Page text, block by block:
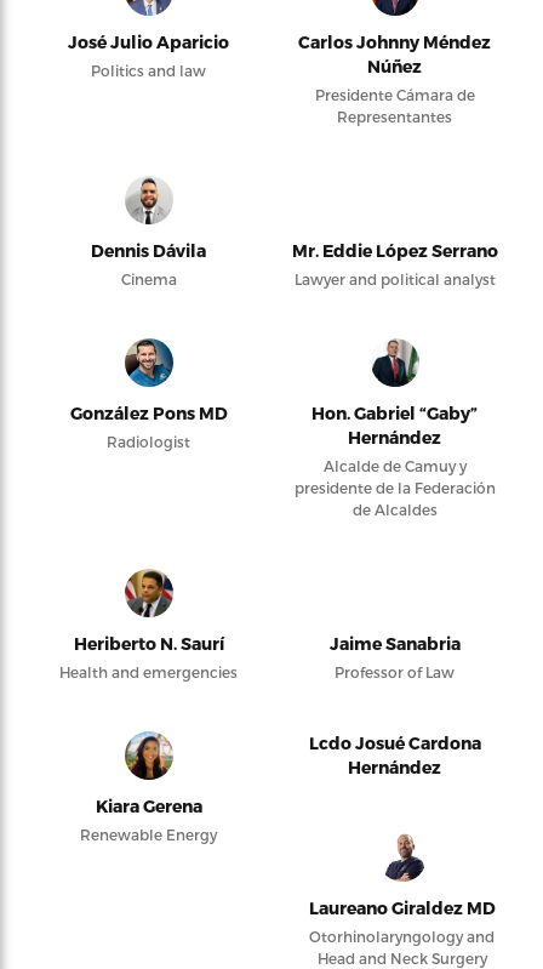
José Julio Aparicio
Politics and law
Carlos Johnny Méndez
Núñez
Presidente Cámara de
Representantes
Dennis Dávila
Cinema
Mr. Eddie López Serrano
Lawyer and political analyst
González Pons MD
Radiologist
Hon. Gabriel “Gaby”
Hernández
Alcalde de Camuy y
presidente de la Federación
de Alcaldes
Heriberto N. Saurí
Health and emergencies
Jaime Sanabria
Professor of Law
Kiara Gerena
Renewable Energy
Lcdo Josué Cardona
Hernández
Laureano Giraldez MD
Otorhinolaryngology and
Head and Neck Surgery